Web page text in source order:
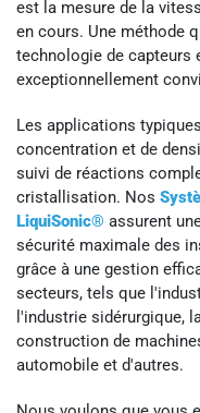
est la mesure de la
en cours. Une méthode
technologie de capteurs
exceptionnellement
Les applications
concentration et de
suivi de réactions
cristallisation. Nos
LiquiSonic® assurent
sécurité maximale des
grâce à une gestion
secteurs, tels que
l'industrie sidérurgique,
construction de
automobile et d'autres.